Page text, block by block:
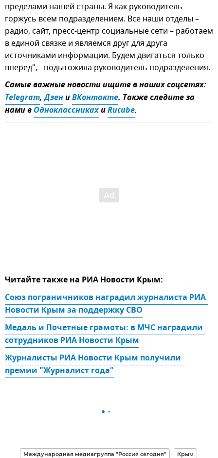
пределами нашей страны. Я как руководитель
горжусь всем подразделением. Все наши отделы –
радио, сайт, пресс-центр социальные сети – работаем
в единой связке и являемся друг для друга
источниками информации. Будем двигаться только
вперед", - подытожила руководитель подразделения.
Самые важные новости ищите в наших соцсетях:
Telegram,ДзениВКонтакте. Также следите за
нами вОдноклассникахиRutube.
Читайте также на РИА Новости Крым:
Союз пограничников наградил журналиста РИА
Новости Крым за поддержку СВО
Медаль и Почетные грамоты: в МЧС наградили
сотрудников РИА Новости Крым
Журналисты РИА Новости Крым получили
премии "Журналист года"
Международная медиагруппа "Россия сегодня" Крым